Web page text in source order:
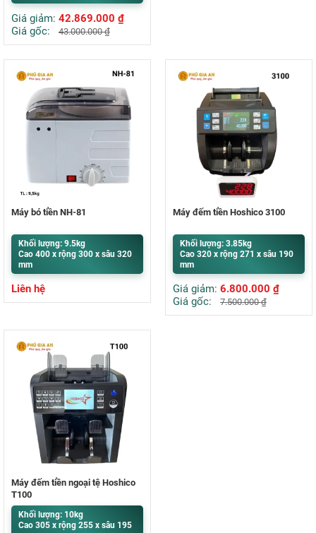
Giá giảm: 42.869.000 ₫
Giá gốc:
43.000.000₫
Máy bó tiền NH-81
Khối lượng: 9.5kg
Cao 400 x rộng 300 x sâu 320
mm
Liên hệ
Máy đếm tiền Hoshico 3100
Khối lượng: 3.85kg
Cao 320 x rộng 271 x sâu 190
mm
Giá giảm: 6.800.000 ₫
Giá gốc:
7.500.000₫
Máy đếm tiền ngoại tệ Hoshico
T100
Khối lượng: 10kg
Cao 305 x rộng 255 x sâu 195